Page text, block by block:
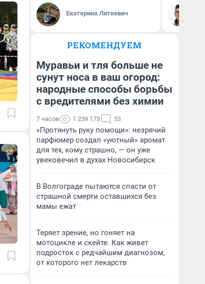
Екатерина Литкевич
РЕКОМЕНДУЕМ
Муравьи и тля больше не
сунут носа в ваш огород:
народные способы борьбы
с вредителями без химии
7 часов 1 239 173 53
«Протянуть руку помощи»: незрячий
парфюмер создал «уютный» аромат
для тех, кому страшно, — он уже
увековечил в духах Новосибирск
В Волгограде пытаются спасти от
страшной смерти оставшихся без
мамы ежат
Теряет зрение, но гоняет на
мотоцикле и скейте. Как живет
подросток с редчайшим диагнозом,
от которого нет лекарств